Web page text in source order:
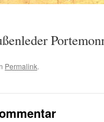
Permalink.